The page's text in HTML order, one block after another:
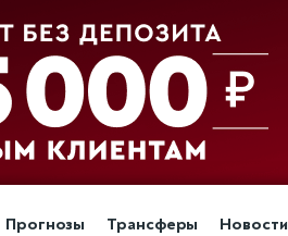
Прогнозы Трансферы Новости